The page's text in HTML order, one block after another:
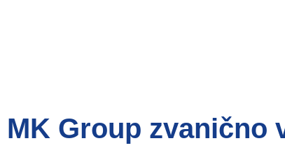
MK Group zvanično